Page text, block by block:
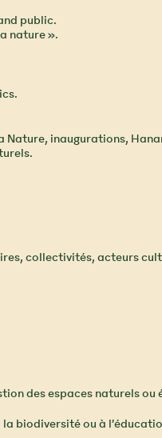
public.
nature ».
Nature, inaugurations,
collectivités, acteurs
des espaces naturels ou
biodiversité ou à